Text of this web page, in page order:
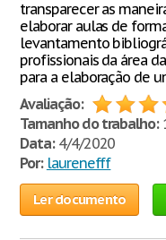
transparecer as
elaborar aulas de
levantamento
profissionais da área
para a elaboração de
Avaliação:
Tamanho do trabalho:
Data:4/4/2020
Por: laurenefff
Ler documento